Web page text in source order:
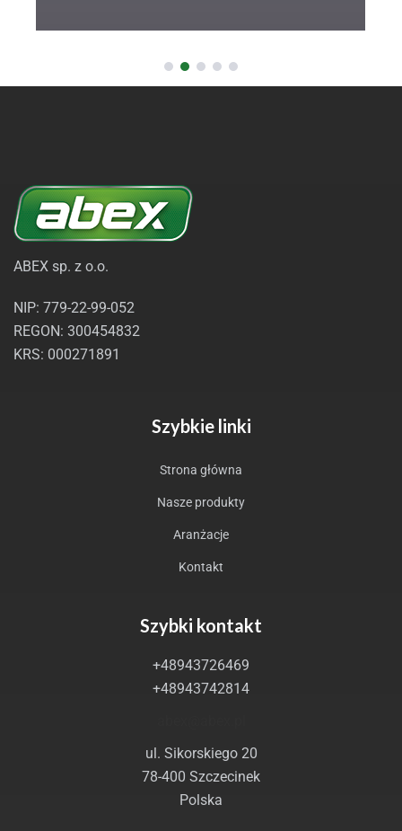
ABEX sp. z o.o.
NIP: 779-22-99-052
REGON: 300454832
KRS: 000271891
Szybkie linki
Strona główna
Nasze produkty
Aranżacje
Kontakt
Szybki kontakt
+48943726469
+48943742814
ul. Sikorskiego 20
78-400 Szczecinek
Polska